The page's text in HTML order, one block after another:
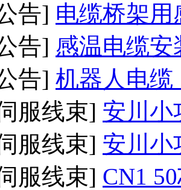
告] 电缆桥架用
告] 感温电缆
告] 机器人电缆
服线束] 安川小
服线束] 安川小
服线束] CN1